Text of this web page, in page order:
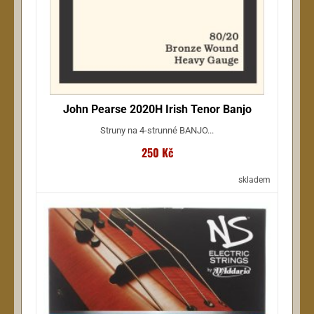
John Pearse 2020H Irish Tenor Banjo
Struny na 4-strunné BANJO...
250 Kč
skladem